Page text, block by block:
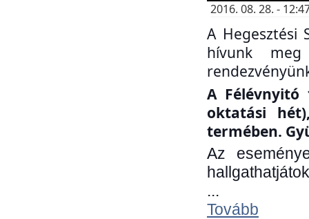
2016. 08. 28. -
A Hegesztési
hívunk
A Félévnyitó
oktatási
termében.
Az
...
Tovább